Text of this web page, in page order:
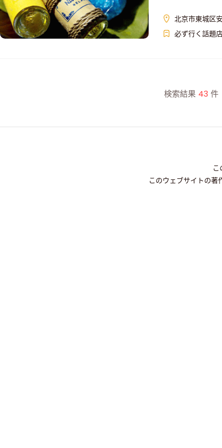
北京市東城区
必ず行く話題
検索結果 43 件
このウェブサイトの